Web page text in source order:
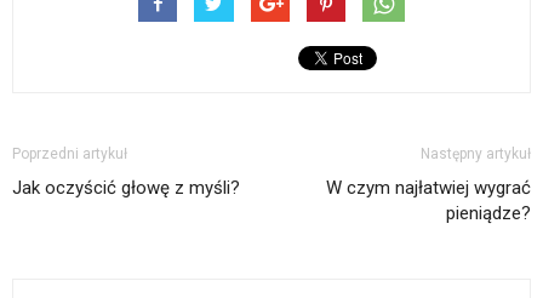
Poprzedni artykuł
Jak oczyścić głowę z myśli?
Następny artykuł
W czym najłatwiej wygrać
pieniądze?